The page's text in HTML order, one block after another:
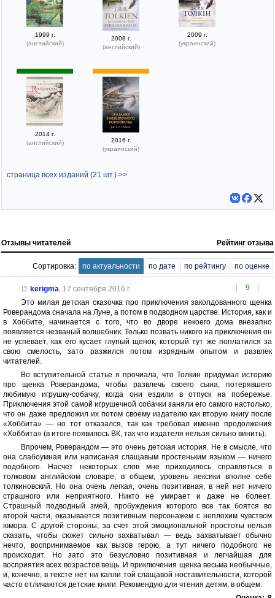
1999 г.
(английский)
2008 г.
(английский)
2009 г.
(украинский)
2014 г.
(английский)
2016 г.
(украинский)
страница всех изданий (21 шт.) >>
Отзывы читателей Рейтинг отзыва
Сортировка: по актуальности по дате по рейтингу по оценке
[ 9 ]
kerigma, 17 сентября 2016 г.
Это милая детская сказочка про приключения заколдованного щенка
Роверандома сначала на Луне, а потом в подводном царстве. История, как и
в Хоббите, начинается с того, что во дворе некоего дома внезапно
появляется незваный волшебник. Только позвать никого на приключения он
не успевает, как его кусает глупый щенок, который тут же поплатился за
свою смелость, зато разжился потом изрядным опытом и развлек
читателей.
Во вступительной статье я прочиала, что Толкин придумал историю
про щенка Роверандома, чтобы развлечь своего сына, потерявшего
любимую игрушку-собачку, когда они ездили в отпуск на побережье.
Приключения этой самой игрушечной собачки заняли его самого настолько,
что он даже предложил их потом своему издателю как вторую книгу после
«Хоббита» — но тот отказался, так как требовал именно продолжения
«Хоббита» (в итоге появилось ВК, так что издателя нельзя сильно винить).
Впрочем, Роверандом — это очень детская история. Не в смысле, что
она слабоумная или написаная слащавым простеньким языком — ничего
подобного. Насчет некоторых слов мне приходилось справляться в
толковом английском словаре, в общем, уровень лексики вполне себе
толкиновский. Но она очень легкая, очень позитивная, в ней нет ничего
страшного или неприятного. Никто не умирает и даже не болеет.
Страшный подводный змей, пробуждения которого все так боятся во
второй части, оказывается позитивным персонажем с неплохим чувством
юмора. С другой стороны, за счет этой эмоциональной простоты нельзя
сказать, чтобы сюжет сильно захватывал — ведь захватывает обычно
нечто, воспринимаемое как вызов герою, а тут ничего подобного не
происходит. Но зато это безусловно позитивная и легчайшая для
восприятия всех возрастов вещь. И приключения щенка весьма необычные,
и, конечно, в тексте нет ни капли той слащавой ноставительности, которой
часто отличаются детские книги. Рекомендую для чтения детям, в общем.